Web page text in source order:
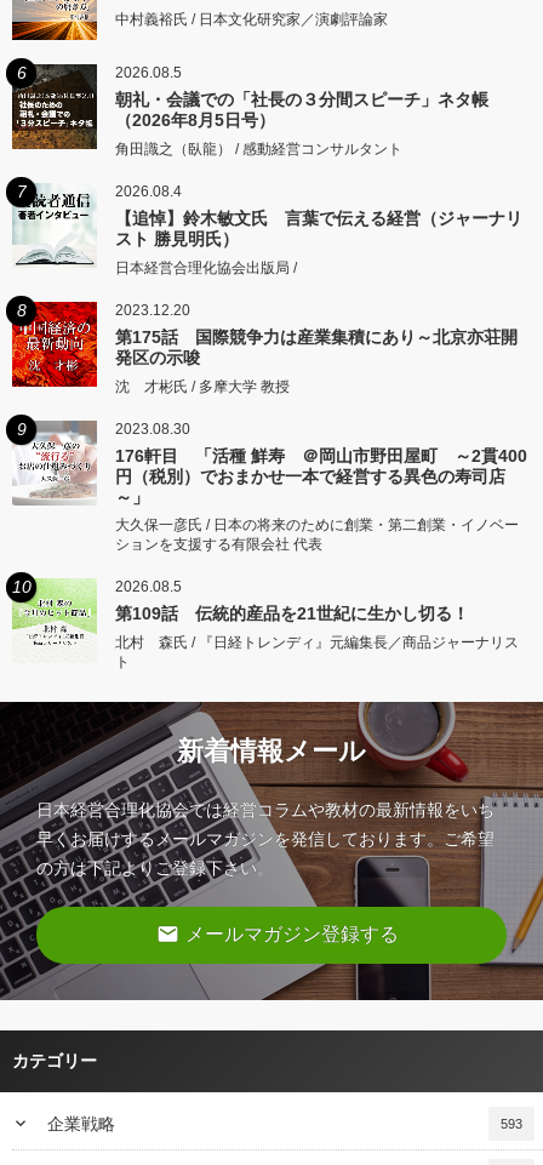
中村義裕氏 / 日本文化研究家／演劇評論家
6 2026.08.5
朝礼・会議での「社長の３分間スピーチ」ネタ帳
（2026年8月5日号）
角田識之（臥龍） / 感動経営コンサルタント
7 2026.08.4
【追悼】鈴木敏文氏 言葉で伝える経営（ジャーナリ
スト 勝見明氏）
日本経営合理化協会出版局 /
8 2023.12.20
第175話 国際競争力は産業集積にあり～北京亦荘開
発区の示唆
沈 才彬氏 / 多摩大学 教授
9 2023.08.30
176軒目 「活種 鮮寿 ＠岡山市野田屋町 ～2貫400
円（税別）でおまかせ一本で経営する異色の寿司店
～」
大久保一彦氏 / 日本の将来のために創業・第二創業・イノベー
ションを支援する有限会社 代表
10 2026.08.5
第109話 伝統的産品を21世紀に生かし切る！
北村 森氏 / 『日経トレンディ』元編集長／商品ジャーナリス
ト
新着情報メール
日本経営合理化協会では経営コラムや教材の最新情報をいち
早くお届けするメールマガジンを発信しております。ご希望
の方は下記よりご登録下さい。
email メールマガジン登録する
カテゴリー
keyboard_arrow_down 企業戦略 593